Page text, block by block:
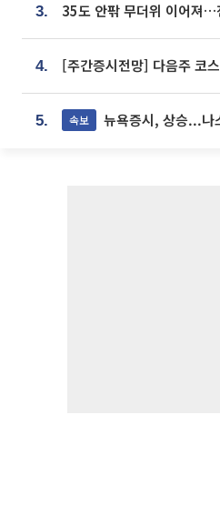
3.
4.
5. 속보 뉴욕증시, 상승...